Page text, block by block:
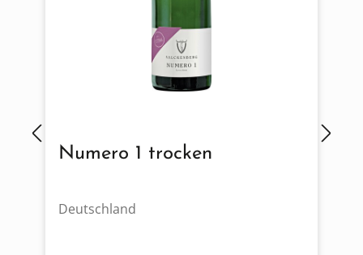
Numero 1 trocken
Deutschland